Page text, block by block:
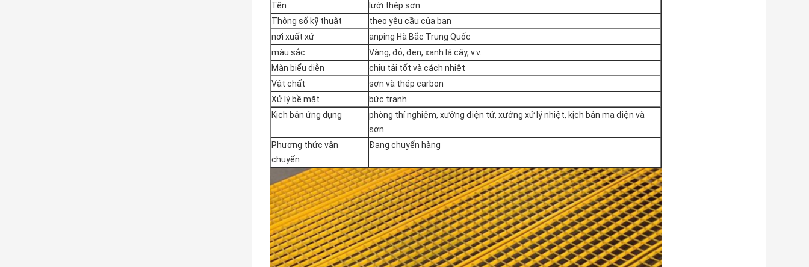
Tên
lưới thép sơn
Thông số kỹ thuật
theo yêu cầu của bạn
nơi xuất xứ
anping Hà Bắc Trung Quốc
màu sắc
Vàng, đỏ, đen, xanh lá cây, v.v.
Màn biểu diễn
chịu tải tốt và cách nhiệt
Vật chất
sơn và thép carbon
Xử lý bề mặt
bức tranh
Kịch bản ứng dụng
phòng thí nghiệm, xưởng điện tử, xưởng xử lý nhiệt, kịch bản mạ điện và
sơn
Phương thức vận
chuyển
Đang chuyển hàng